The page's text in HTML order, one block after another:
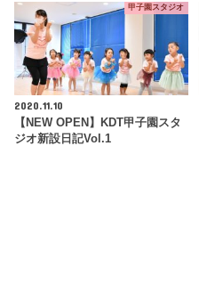
甲子園スタジオ
2020.11.10
【NEW OPEN】KDT甲子園スタ
ジオ新設日記Vol.1